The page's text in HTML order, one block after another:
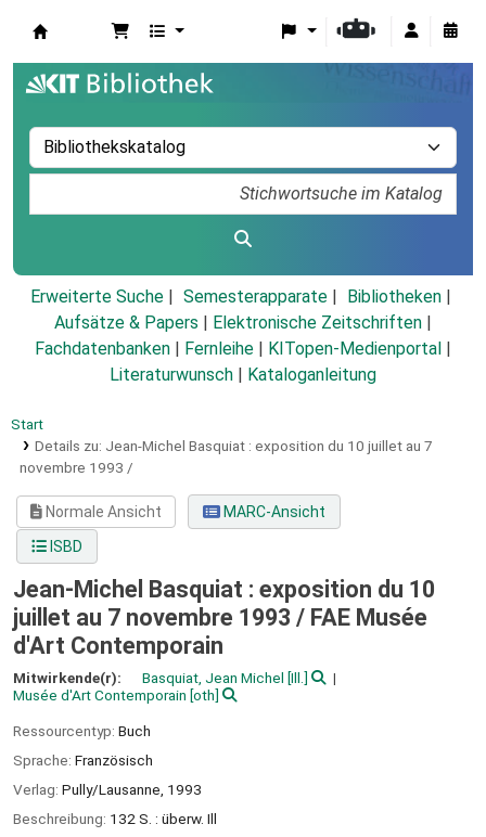
Erweiterte Suche Semesterapparate
Bibliotheken
Aufsätze & Papers
Elektronische Zeitschriften
Fachdatenbanken
Fernleihe KITopen-Medienportal
Literaturwunsch
Kataloganleitung
Start
Details zu: Jean-Michel Basquiat : exposition du 10 juillet au 7
novembre 1993 /
Normale Ansicht
MARC-Ansicht
ISBD
Jean-Michel Basquiat : exposition du 10
juillet au 7 novembre 1993 / FAE Musée
d'Art Contemporain
Mitwirkende(r): Basquiat, Jean Michel [Ill.]
Musée d'Art Contemporain [oth]
Ressourcentyp: Buch
Sprache: Französisch
Verlag: Pully/Lausanne, 1993
Beschreibung: 132 S. : überw. Ill